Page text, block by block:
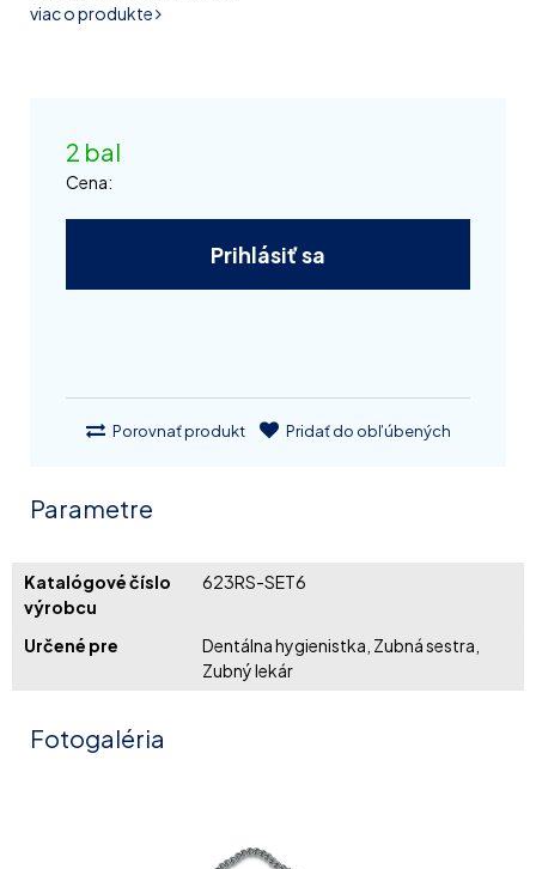
viac o produkte
2 bal
Cena:
Prihlásiť sa
Porovnať produkt Pridať do obľúbených
Parametre
Katalógové číslo
výrobcu
623RS-SET6
Určené pre
Dentálna hygienistka, Zubná sestra,
Zubný lekár
Fotogaléria